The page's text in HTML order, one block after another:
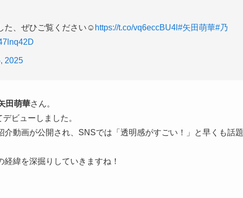
た、ぜひご覧ください☺️ https://t.co/vq6eccBU4l #矢田萌華#乃
2025
田萌華さん。
ビューしました。
動画が公開され、SNSでは「透明感がすごい！」と早くも話題
緯を深掘りしていきますね！